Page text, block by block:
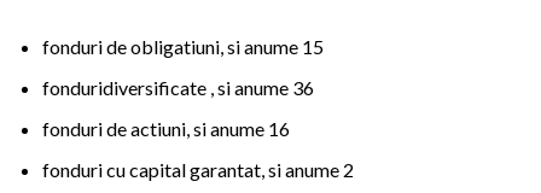
fonduri de obligatiuni, si anume 15
fonduridiversificate , si anume 36
fonduri de actiuni, si anume 16
fonduri cu capital garantat, si anume 2